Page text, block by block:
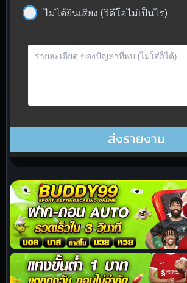
ไม่ได้ยินเสียง (วิดีโอไม่เป็นไร)